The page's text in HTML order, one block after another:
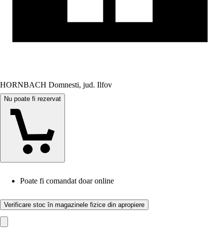
HORNBACH Domnesti, jud. Ilfov
Nu poate fi rezervat
Poate fi comandat doar online
Verificare stoc în magazinele fizice din apropiere